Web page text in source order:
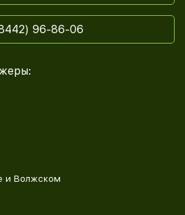
96-86-06
и Волжском